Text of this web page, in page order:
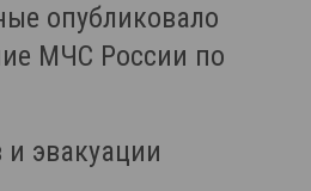
опубликовало
МЧС России по
и эвакуации